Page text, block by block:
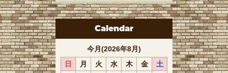
Calendar
今月(2026年8月)
日
月 火 水 木 金
土